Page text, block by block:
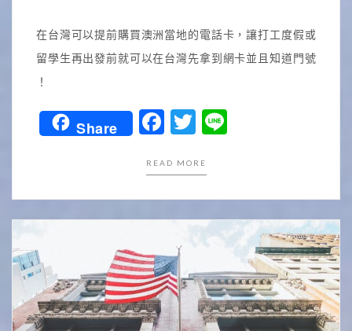
在台灣可以提前購買澳洲當地的電話卡，讓打工度假或
留學生再出發前就可以在台灣先拿到網卡並且知道門號
！
Share Facebook
Twitter
Line
READ MORE